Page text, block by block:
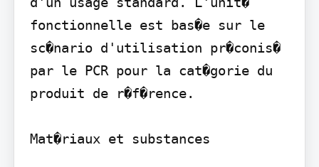
fonctionnelle est bas�e sur le
sc�nario d'utilisation pr�conis�
par le PCR pour la cat�gorie du
produit de r�f�rence.
Mat�riaux et substances